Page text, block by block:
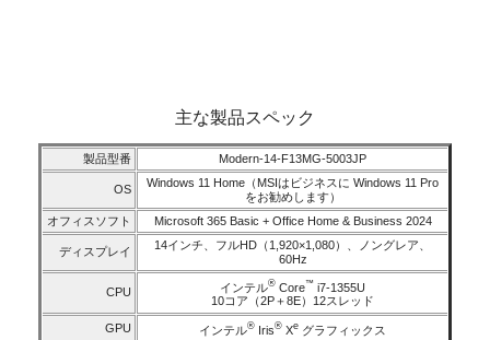
主な製品スペック
製品型番 Modern-14-F13MG-5003JP
OS
Windows 11 Home（MSIはビジネスに Windows 11 Pro
をお勧めします）
オフィスソフト
Microsoft 365 Basic + Office Home & Business 2024
ディスプレイ
14インチ、フルHD（1,920×1,080）、ノングレア、
60Hz
CPU インテル® Core™ i7-1355U
10コア（2P＋8E）12スレッド
GPU インテル® Iris® Xe グラフィックス